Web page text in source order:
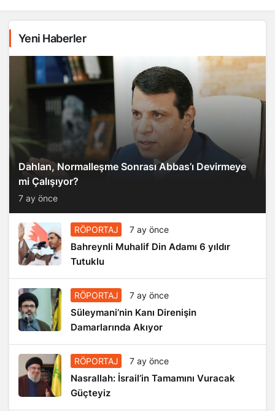
Yeni Haberler
Dahlan, Normalleşme Sonrası Abbas’ı Devirmeye
mi Çalışıyor?
7 ay önce
RÖPORTAJ 7 ay önce
Bahreynli Muhalif Din Adamı 6 yıldır
Tutuklu
RÖPORTAJ 7 ay önce
Süleymani’nin Kanı Direnişin
Damarlarında Akıyor
RÖPORTAJ 7 ay önce
Nasrallah: İsrail’in Tamamını Vuracak
Güçteyiz